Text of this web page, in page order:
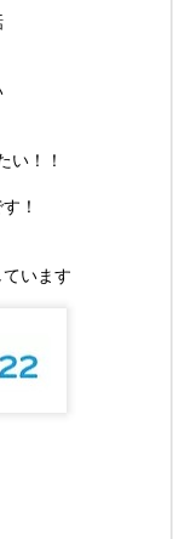
い！！
！
います